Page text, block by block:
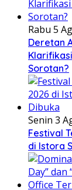
Rabu 5
Deretan
Sorotan?
Senin 3
Festival
di Istora